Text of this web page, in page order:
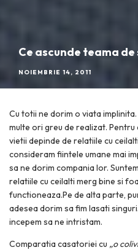
Ce ascunde teama
NOIEMBRIE 14, 2011
Cu totii ne dorim o viata
multe ori greu de realizat.
vietii depinde de relatiile cu
consideram fiintele umane mai
sa ne dorim compania lor.
relatiile cu ceilalti merg bine si
functioneaza.Pe de alta parte,
adesea dorim sa fim lasati
incepem sa ne intristam.
Comparatia casatoriei cu „o